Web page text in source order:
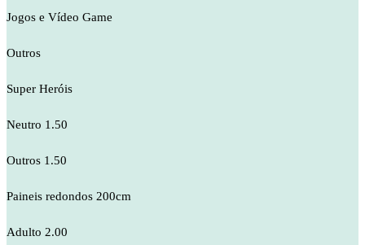
Jogos e Vídeo Game
Outros
Super Heróis
Neutro 1.50
Outros 1.50
Paineis redondos 200cm
Adulto 2.00